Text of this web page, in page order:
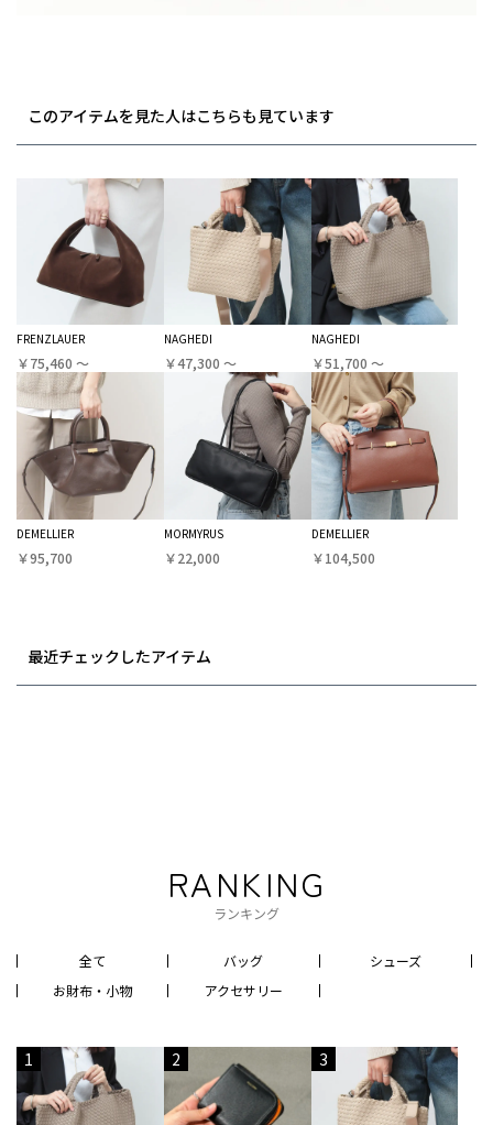
このアイテムを見た人はこちらも見ています
FRENZLAUER
￥75,460 〜
NAGHEDI
￥47,300 〜
NAGHEDI
￥51,700 〜
DEMELLIER
￥95,700
MORMYRUS
￥22,000
DEMELLIER
￥104,500
最近チェックしたアイテム
RANKING
ランキング
全て バッグ
シューズ
お財布・小物
アクセサリー
1 2 3